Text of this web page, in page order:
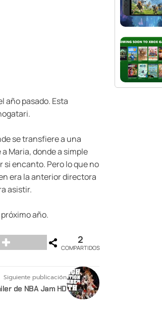
año pasado. Esta
se transfiere a una
Maria, donde a simple
si encanto. Pero lo que no
era la anterior directora
asistir.
año.
2
COMPARTIDOS
Siguiente publicación
de NBA Jam HD